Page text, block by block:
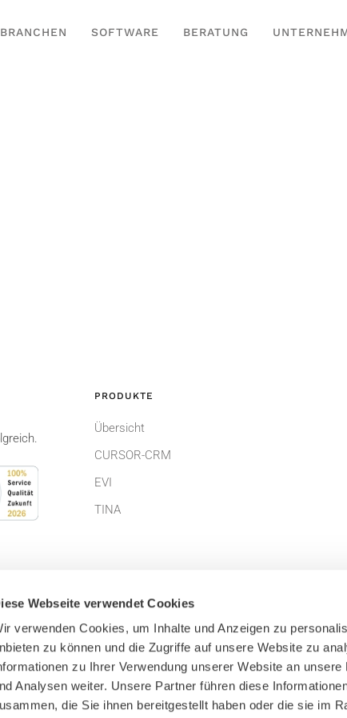
Webseite verwendet Cookies
verwenden Cookies, um Inhalte und Anzeigen zu
zu können und die Zugriffe auf unsere Website zu
zu Ihrer Verwendung unserer Website an
Analysen weiter. Unsere Partner führen diese
die Sie ihnen bereitgestellt haben oder die sie im
BRANCHEN SOFTWARE BERATUNG
PRODUKTE
Übersicht
CURSOR-CRM
EVI
TINA
Impressum
Lizenzbedingungen